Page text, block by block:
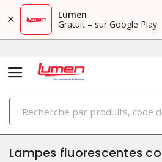
Lumen
Gratuit – sur Google Play
PRODUITS
ampoules
Lampes fluorescentes